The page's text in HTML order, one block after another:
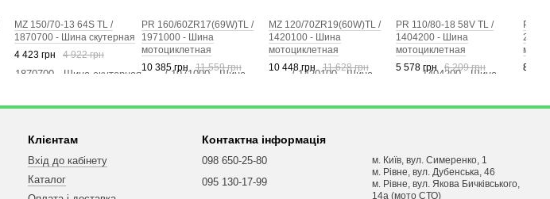
MZ 150/70-13 64S TL /
1870700 - Шина скутерная
4 423 грн
4 922 грн
PR 160/60ZR17(69W)TL /
1971000 - Шина
мотоциклетная
10 385 грн
11 559 грн
MZ 120/70ZR19(60W)TL /
1420100 - Шина
мотоциклетная
10 448 грн
11 628 грн
PR 110/80-18 58V TL /
1404200 - Шина
мотоциклетная
5 578 грн
6 209 грн
PR
8 813
Клієнтам
Вхід до кабінету
Каталог
Контактна інформація
098 650-25-80
095 130-17-99
м. Київ, вул. Симеренко, 1
м. Рівне, вул. Дубенська, 46
м. Рівне, вул. Якова Бичківського,
14а (мото СТО)